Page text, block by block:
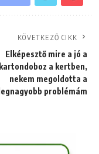
KÖVETKEZŐ CIKK
Elképesztő mire a jó a
kartondoboz a kertben,
nekem megoldotta a
legnagyobb problémám